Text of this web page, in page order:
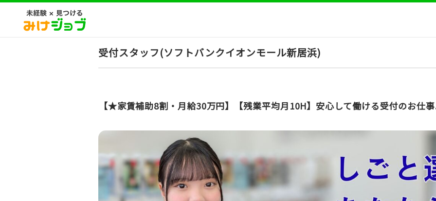
受付スタッフ(ソフトバンクイオンモール新居浜)
【★家賃補助8割・月給30万円】【残業平均月10H】安心して働ける受付のお仕